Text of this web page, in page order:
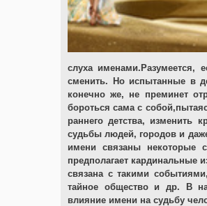
слуха именами.Разумеется,
сменить. Но испытанные в
конечно же, не преминет
бороться сама с
раннего детства,
судьбы людей, городов и
имени связаны некоторые
предполагает кардинальные
связана с такими
тайное общество и др. В
влияние имени на судьбу